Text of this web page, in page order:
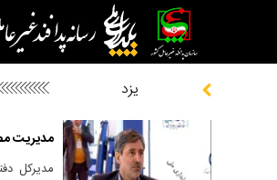
یزد
مدیریت
مدیرکل